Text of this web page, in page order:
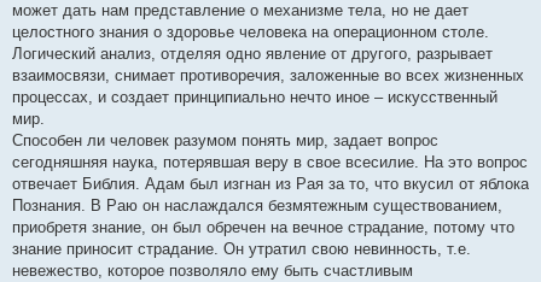
может дать нам представление о механизме тела, но не дает
целостного знания о здоровье человека на операционном столе.
Логический анализ, отделяя одно явление от другого, разрывает
взаимосвязи, снимает противоречия, заложенные во всех жизненных
процессах, и создает принципиально нечто иное – искусственный
мир.
Способен ли человек разумом понять мир, задает вопрос
сегодняшняя наука, потерявшая веру в свое всесилие. На это вопрос
отвечает Библия. Адам был изгнан из Рая за то, что вкусил от яблока
Познания. В Раю он наслаждался безмятежным существованием,
приобретя знание, он был обречен на вечное страдание, потому что
знание приносит страдание. Он утратил свою невинность, т.е.
невежество, которое позволяло ему быть счастливым